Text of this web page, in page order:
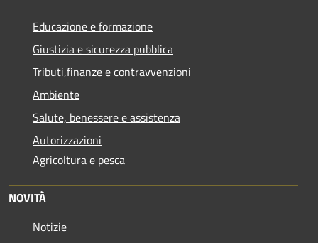
Educazione e formazione
Giustizia e sicurezza pubblica
Tributi,finanze e contravvenzioni
Ambiente
Salute, benessere e assistenza
Autorizzazioni
Agricoltura e pesca
NOVITÀ
Notizie